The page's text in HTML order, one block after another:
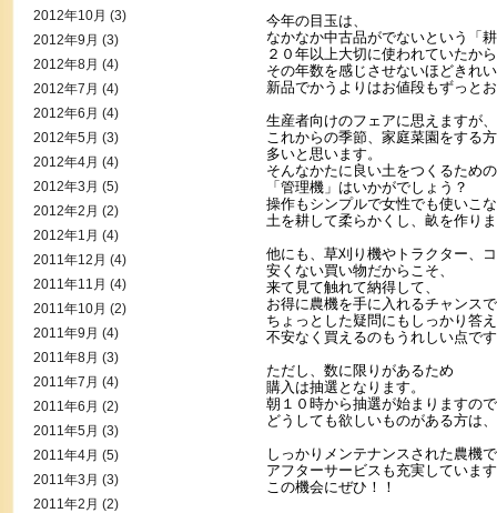
今年の目玉は、
なかなか中古品がでないという「
２０年以上大切に使われていたか
その年数を感じさせないほどきれ
新品でかうよりはお値段もずっと
生産者向けのフェアに思えますが、
これからの季節、家庭菜園をする
多いと思います。
そんなかたに良い土をつくるための
「管理機」はいかがでしょう？
操作もシンプルで女性でも使いこ
土を耕して柔らかくし、畝を作り
他にも、草刈り機やトラクター、
安くない買い物だからこそ、
来て見て触れて納得して、
お得に農機を手に入れるチャンス
ちょっとした疑問にもしっかり答
不安なく買えるのもうれしい点で
ただし、数に限りがあるため
購入は抽選となります。
朝１０時から抽選が始まりますので
どうしても欲しいものがある方は
しっかりメンテナンスされた農機で
アフターサービスも充実していま
この機会にぜひ！！
2012年10月 (3)
2012年9月 (3)
2012年8月 (4)
2012年7月 (4)
2012年6月 (4)
2012年5月 (3)
2012年4月 (4)
2012年3月 (5)
2012年2月 (2)
2012年1月 (4)
2011年12月 (4)
2011年11月 (4)
2011年10月 (2)
2011年9月 (4)
2011年8月 (3)
2011年7月 (4)
2011年6月 (2)
2011年5月 (3)
2011年4月 (5)
2011年3月 (3)
2011年2月 (2)